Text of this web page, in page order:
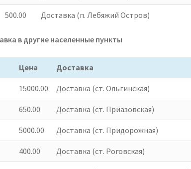
500.00 Доставка (п. Лебяжий Остров)
в другие населенные пункты
Цена Доставка
15000.00 Доставка (ст. Ольгинская)
650.00 Доставка (ст. Приазовская)
5000.00 Доставка (ст. Придорожная)
400.00 Доставка (ст. Роговская)
ТОВАР ДНЯ